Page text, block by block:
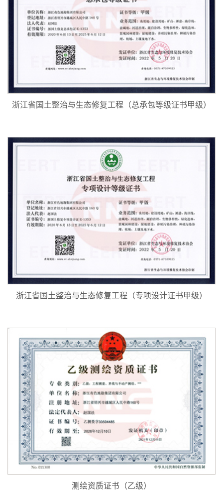
浙江省国土整治与生态修复工程（总承包等级证书甲级）
浙江省国土整治与生态修复工程（专项设计证书甲级）
测绘资质证书（乙级）